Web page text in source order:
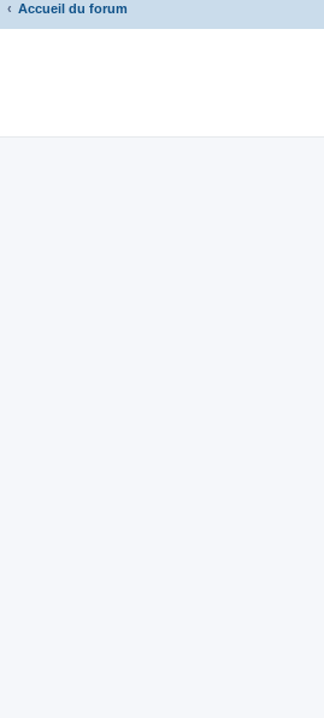
Accueil du forum